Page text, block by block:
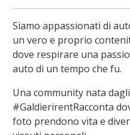
Siamo appassionati di
un vero e proprio
dove respirare una
auto di un tempo che fu.
Una community nata
#GaldierirentRacconta
foto prendono vita e